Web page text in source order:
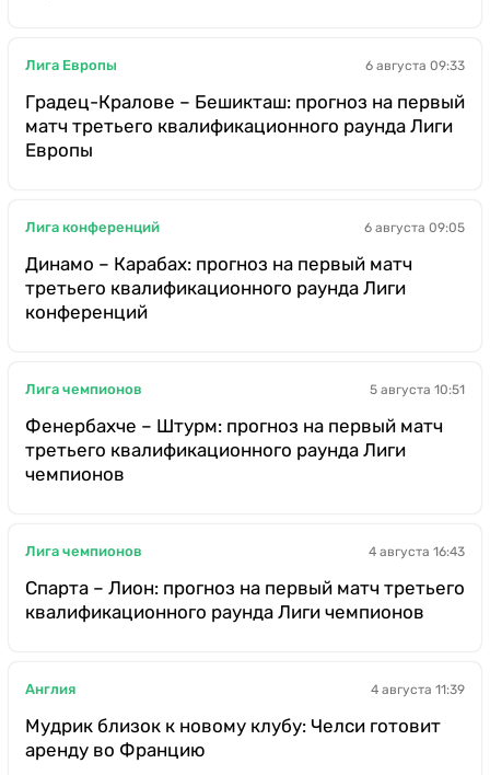
Лига Европы 6 августа 09:33
Градец-Кралове – Бешикташ: прогноз на первый
матч третьего квалификационного раунда Лиги
Европы
Лига конференций 6 августа 09:05
Динамо – Карабах: прогноз на первый матч
третьего квалификационного раунда Лиги
конференций
Лига чемпионов 5 августа 10:51
Фенербахче – Штурм: прогноз на первый матч
третьего квалификационного раунда Лиги
чемпионов
Лига чемпионов 4 августа 16:43
Спарта – Лион: прогноз на первый матч третьего
квалификационного раунда Лиги чемпионов
Англия 4 августа 11:39
Мудрик близок к новому клубу: Челси готовит
аренду во Францию